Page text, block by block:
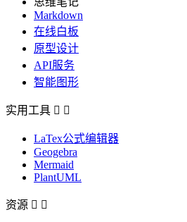
Markdown
在线白板
原型设计
API服务
智能图形
实用工具  
LaTex公式编辑器
Geogebra
Mermaid
PlantUML
资源  